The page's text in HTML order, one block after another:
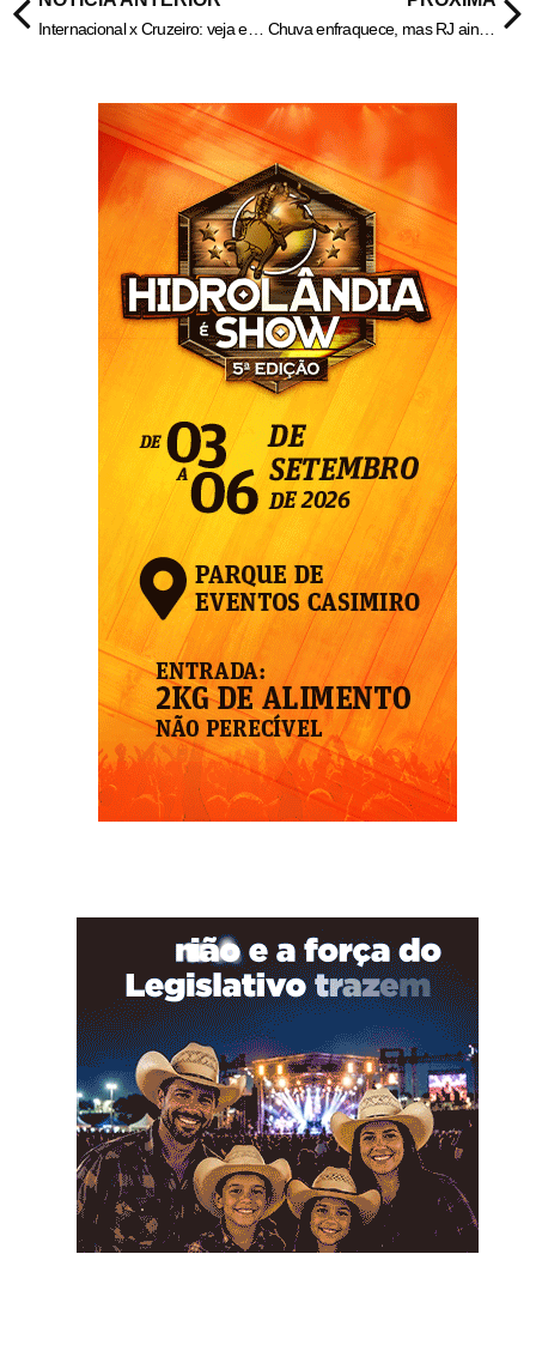
Internacional x Cruzeiro: veja escalações do jogo pelo Brasileirão Chuva enfraquece, mas RJ ainda está em alerta neste domingo (6)